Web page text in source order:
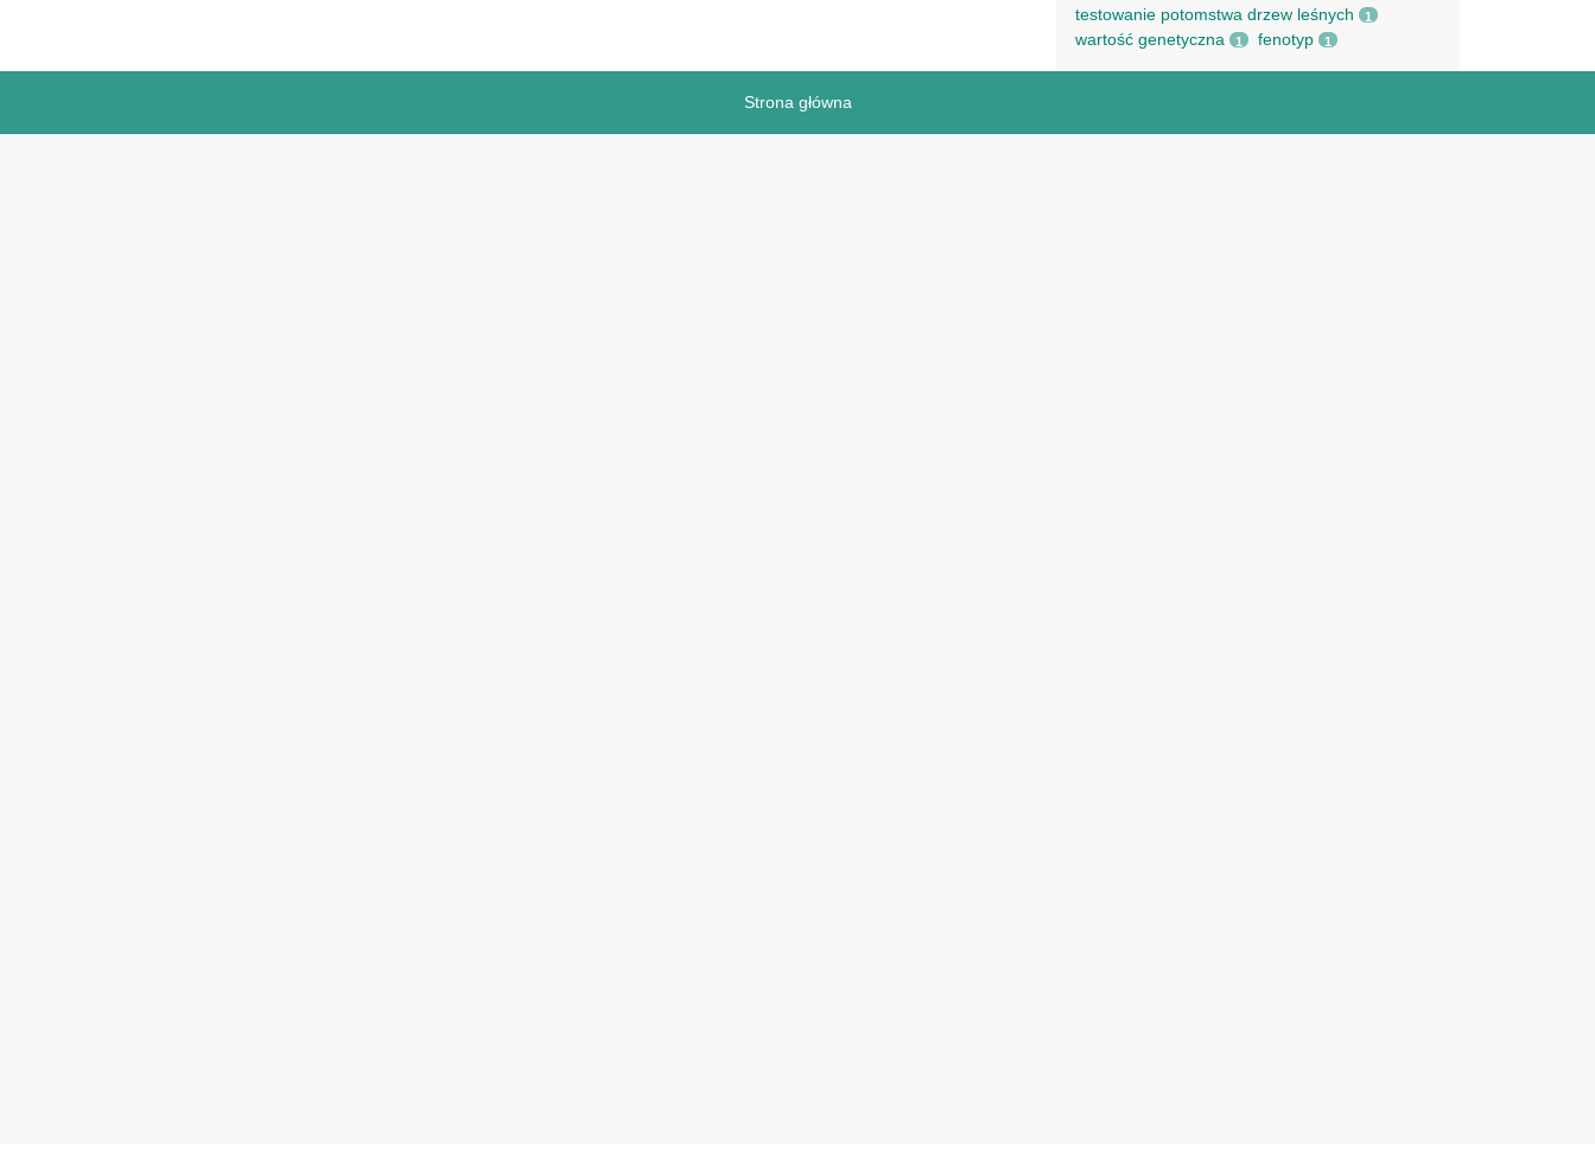
testowanie potomstwa drzew leśnych 1
wartość genetyczna 1 fenotyp 1
Strona główna